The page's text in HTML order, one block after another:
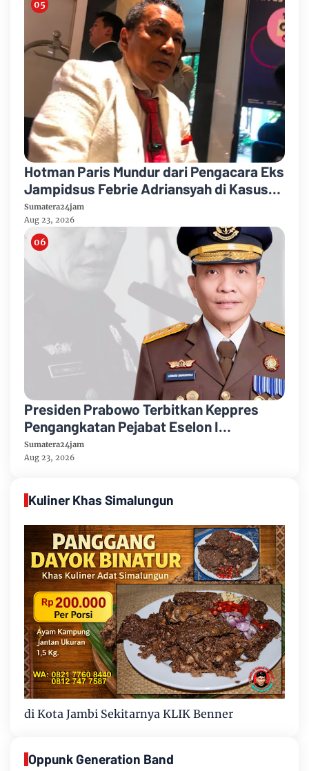
Hotman Paris Mundur dari Pengacara Eks
Jampidsus Febrie Adriansyah di Kasus
Korupsi dan TPPU
Sumatera24jam
Aug 23, 2026
Presiden Prabowo Terbitkan Keppres
Pengangkatan Pejabat Eselon I
Kejaksaan Agung
Sumatera24jam
Aug 23, 2026
Kuliner Khas Simalungun
di Kota Jambi Sekitarnya KLIK Benner
Oppunk Generation Band